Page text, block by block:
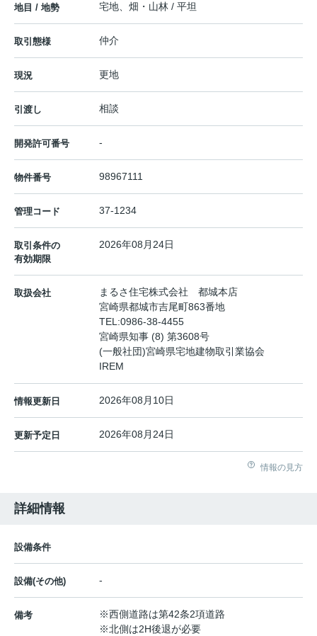
地目 / 地勢 宅地、畑・山林 / 平坦
取引態様 仲介
現況 更地
引渡し 相談
開発許可番号 -
物件番号 98967111
管理コード 37-1234
取引条件の
有効期限
2026年08月24日
取扱会社
まるさ住宅株式会社 都城本店
宮崎県都城市吉尾町863番地
TEL:0986-38-4455
宮崎県知事 (8) 第3608号
(一般社団)宮崎県宅地建物取引業協会
IREM
情報更新日 2026年08月10日
更新予定日 2026年08月24日
情報の見方
詳細情報
設備条件
設備(その他) -
備考
※西側道路は第42条2項道路
※北側は2H後退が必要